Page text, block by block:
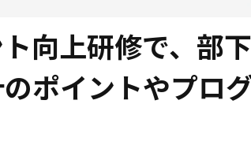
向上研修で、部
ポイントやプロ